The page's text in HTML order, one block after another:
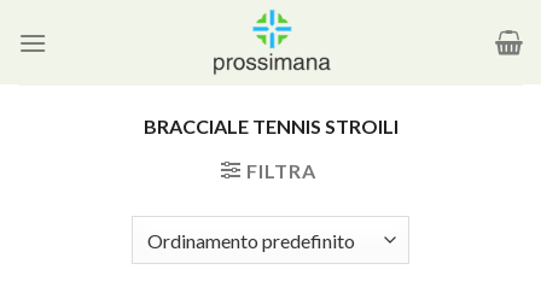
BRACCIALE TENNIS STROILI
FILTRA